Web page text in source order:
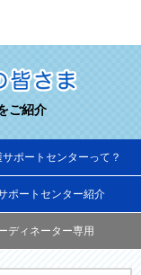
ご紹介
サポートセンターって？
ポートセンター紹介
ディネーター専用